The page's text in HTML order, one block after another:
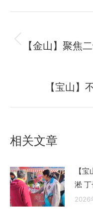
章
【金山】聚焦
【宝山】
相关文章
【
淞 丁
2026